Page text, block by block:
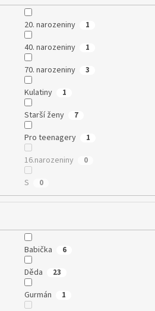
20. narozeniny 1
40. narozeniny 1
70. narozeniny 3
Kulatiny 1
Starší ženy 7
Pro teenagery 1
16.narozeniny 0
S 0
Babička 6
Děda 23
Gurmán 1